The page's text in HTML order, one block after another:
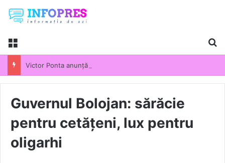
Menu
Guvernul Bolojan: sărăcie
pentru cetățeni, lux pentru
oligarhi